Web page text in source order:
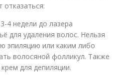
отказаться:
4 недели до лазера
для удаления волос. Нельзя
эпиляцию или каким либо
волосяной фолликул. Также
для депиляции.